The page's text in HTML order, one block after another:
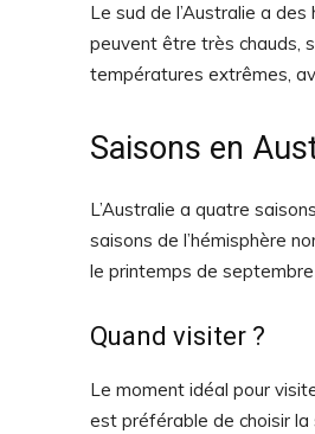
Le sud de l’Australie a
peuvent être très chauds,
températures extrêmes,
Saisons en
L’Australie a quatre
saisons de l’hémisphère
le printemps de
Quand visiter ?
Le moment idéal pour
est préférable de choisir